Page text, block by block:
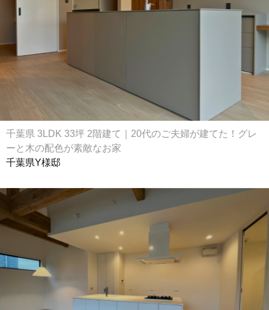
千葉県 3LDK 33坪 2階建て｜20代のご夫婦が建てた！グレ
ーと木の配色が素敵なお家
千葉県Y様邸